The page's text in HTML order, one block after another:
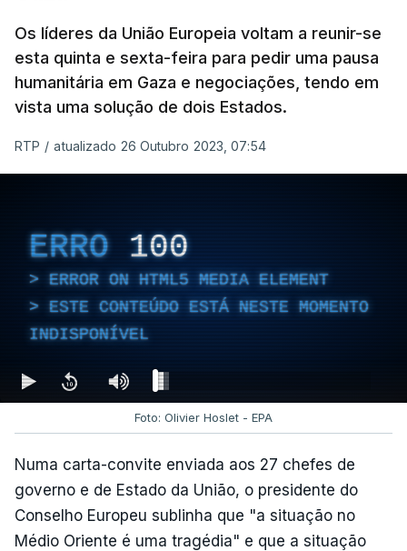
Os líderes da União Europeia voltam a reunir-se
esta quinta e sexta-feira para pedir uma pausa
humanitária em Gaza e negociações, tendo em
vista uma solução de dois Estados.
RTP / atualizado 26 Outubro 2023, 07:54
ERRO 100
ERROR ON HTML5 MEDIA ELEMENT
ESTE CONTEÚDO ESTÁ NESTE MOMENTO
INDISPONÍVEL
Foto: Olivier Hoslet - EPA
Numa carta-convite enviada aos 27 chefes de
governo e de Estado da União, o presidente do
Conselho Europeu sublinha que "a situação no
Médio Oriente é uma tragédia" e que a situação